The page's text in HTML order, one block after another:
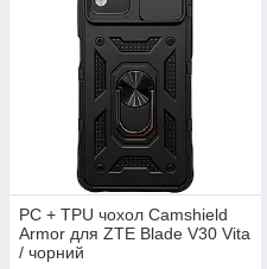
PC + TPU чохол Camshield
Armor для ZTE Blade V30 Vita
/ чорний